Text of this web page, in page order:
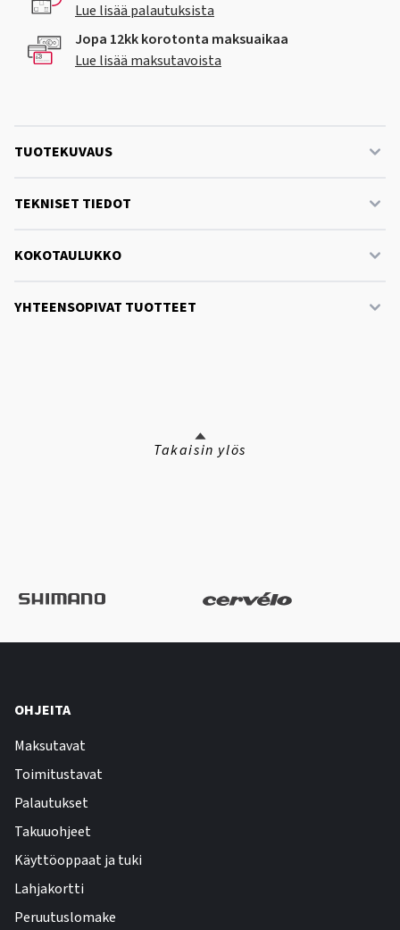
Lue lisää palautuksista
Jopa 12kk korotonta maksuaikaa
Lue lisää maksutavoista
TUOTEKUVAUS
TEKNISET TIEDOT
KOKOTAULUKKO
YHTEENSOPIVAT TUOTTEET
Takaisin ylös
OHJEITA
Maksutavat
Toimitustavat
Palautukset
Takuuohjeet
Käyttöoppaat ja tuki
Lahjakortti
Peruutuslomake